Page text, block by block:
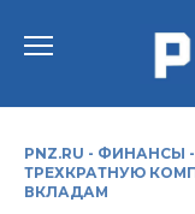
PNZ.RU - ФИНАНСЫ -
ТРЕХКРАТНУЮ
ВКЛАДАМ